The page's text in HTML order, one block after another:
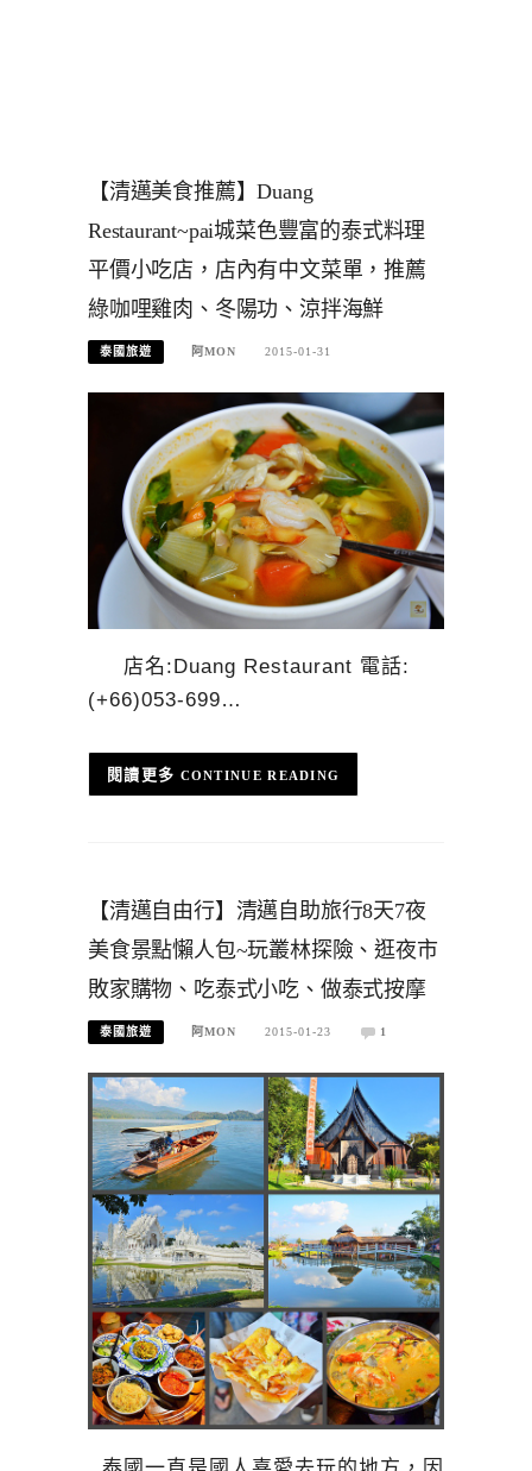
【清邁美食推薦】Duang
Restaurant~pai城菜色豐富的泰式料理
平價小吃店，店內有中文菜單，推薦
綠咖哩雞肉、冬陽功、涼拌海鮮
泰國旅遊 阿MON 2015-01-31
店名:Duang Restaurant 電話:
(+66)053-699…
CONTINUE READING
【清邁自由行】清邁自助旅行8天7夜
美食景點懶人包~玩叢林探險、逛夜市
敗家購物、吃泰式小吃、做泰式按摩
泰國旅遊 阿MON 2015-01-23 1